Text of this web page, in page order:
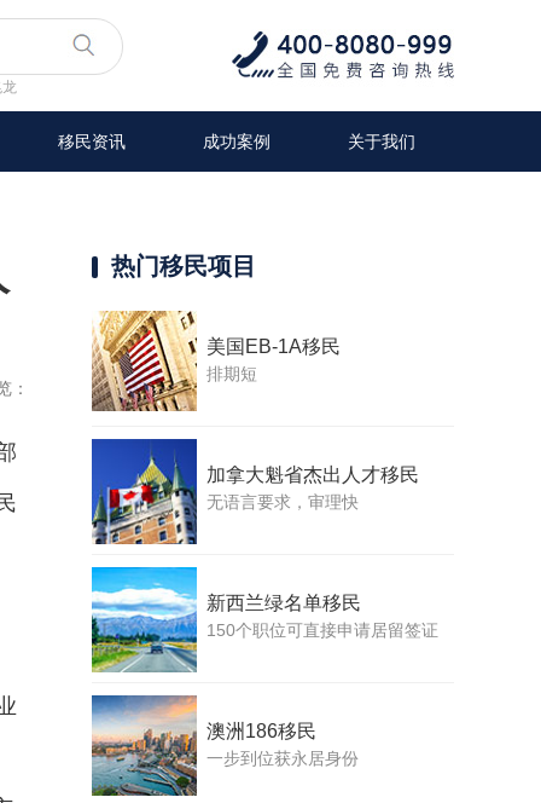
移民资讯 成功案例 关于我们
：
热门移民项目
美国EB-1A移民
排期短
加拿大魁省杰出人才移民
无语言要求，审理快
新西兰绿名单移民
150个职位可直接申请居留签证
澳洲186移民
一步到位获永居身份